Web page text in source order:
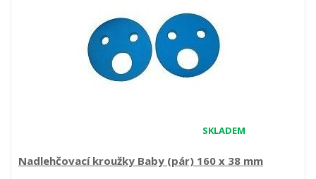
SKLADEM
Nadlehčovací kroužky Baby (pár) 160 x 38 mm